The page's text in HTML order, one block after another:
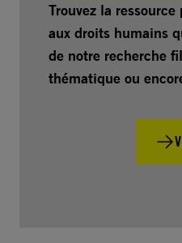
Trouvez la
aux droits humains
de notre recherche
thématique ou